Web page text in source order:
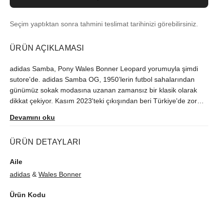
Seçim yaptıktan sonra tahmini teslimat tarihinizi görebilirsiniz.
ÜRÜN AÇIKLAMASI
adidas Samba, Pony Wales Bonner Leopard yorumuyla şimdi
sutore'de. adidas Samba OG, 1950’lerin futbol sahalarından
günümüz sokak modasına uzanan zamansız bir klasik olarak
dikkat çekiyor. Kasım 2023'teki çıkışından beri Türkiye'de zor
Devamını oku
ÜRÜN DETAYLARI
Aile
adidas & Wales Bonner
Ürün Kodu